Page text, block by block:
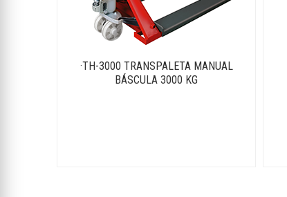
·TH-3000 TRANSPALETA MANUAL
BÁSCULA 3000 KG